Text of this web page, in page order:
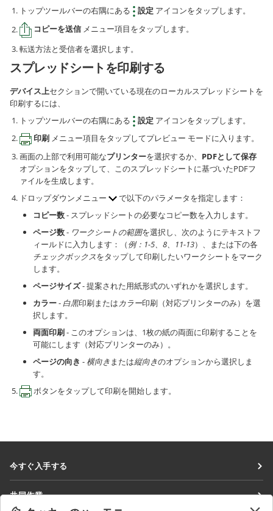
トップツールバーの右隅にある
設定 アイコンをタップします。
コピーを送信 メニュー項目をタップします。
転送方法と受信者を選択します。
スプレッドシートを印刷する
デバイス上セクションで開いている現在のローカルスプレッドシートを
印刷するには、
トップツールバーの右隅にある
設定 アイコンをタップします。
印刷 メニュー項目をタップしてプレビュー モードに入ります。
画面の上部で利用可能なプリンターを選択するか、 PDFとして保存
オプションをタップして、このスプレッドシートに基づいたPDFフ
ァイルを生成します。
ドロップダウンメニュー
で以下のパラメータを指定します：
コピー数- スプレッドシートの必要なコピー数を入力します。
ページ数- ワークシートの範囲を選択し、次のようにテキストフ
ィールドに入力します：（例：1-5、8、11-13）、または下の各
チェックボックスをタップして印刷したいワークシートをマーク
します。
ページサイズ- 提案された用紙形式のいずれかを選択します。
カラー- 白黒印刷または カラー印刷（対応プリンターのみ）を選
択します。
両面印刷- このオプションは、1枚の紙の両面に印刷することを
可能にします（対応プリンターのみ）。
ページの向き -横向き または縦向きのオプションから選択しま
す。
ボタンをタップして印刷を開始します。
今すぐ入手する
DocSpace
共同作業